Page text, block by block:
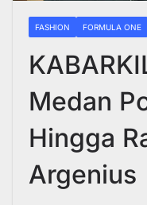
FASHION FORMULA ONE
Medan
Hingga
Argenius